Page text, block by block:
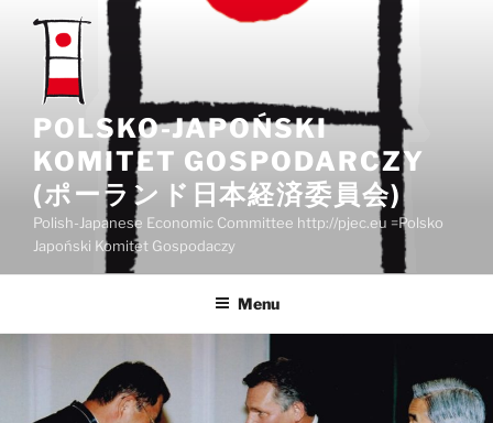
POLSKO-JAPOŃSKI
KOMITET GOSPODARCZY
(ポーランド日本経済委員会)
Polish-Japanese Economic Committee http://pjec.eu =Polsko
Japoński Komitet Gospodaczy
Menu